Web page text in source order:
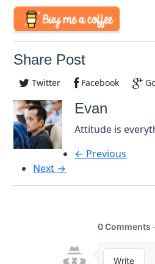
Share Post
Twitter Facebook
Evan
Attitude is
← Previous
Next →